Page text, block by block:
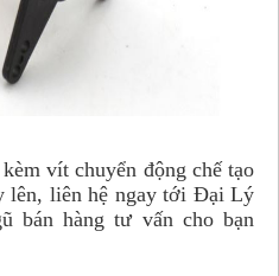
vít chuyển động chế tạo
lên, liên hệ ngay tới Đại Lý
bán hàng tư vấn cho bạn